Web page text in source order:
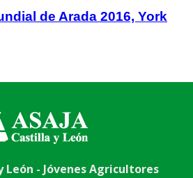
de Arada 2016, York
León - Jóvenes Agricultores